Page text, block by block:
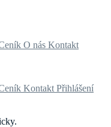
O nás Kontakt
Kontakt Přihlášení